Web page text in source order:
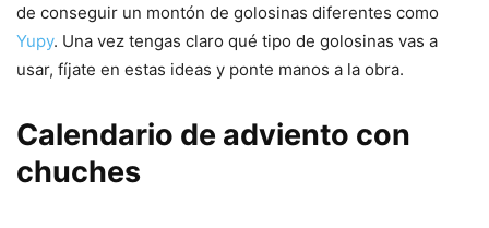
de conseguir un montón de golosinas diferentes como
Yupy. Una vez tengas claro qué tipo de golosinas vas a
usar, fíjate en estas ideas y ponte manos a la obra.
Calendario de adviento con
chuches